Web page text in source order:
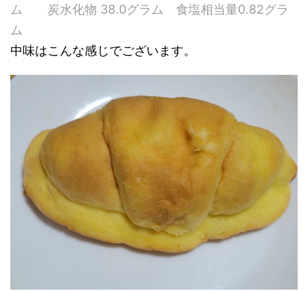
ム 炭水化物 38.0グラム 食塩相当量0.82グラ
ム
中味はこんな感じでございます。